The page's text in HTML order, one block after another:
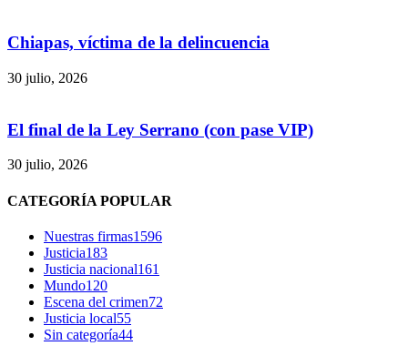
Chiapas, víctima de la delincuencia
30 julio, 2026
El final de la Ley Serrano (con pase VIP)
30 julio, 2026
CATEGORÍA POPULAR
Nuestras firmas1596
Justicia183
Justicia nacional161
Mundo120
Escena del crimen72
Justicia local55
Sin categoría44